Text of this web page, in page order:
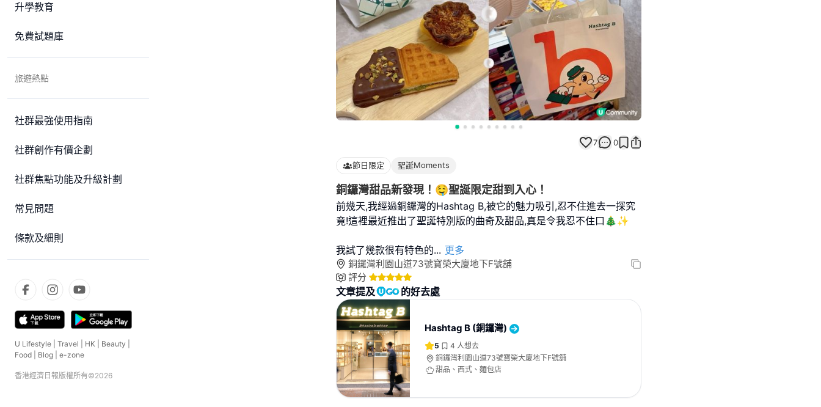
升學教育
免費試題庫
旅遊熱點
社群最強使用指南
社群創作有價企劃
社群焦點功能及升級計劃
常見問題
條款及細則
U Lifestyle Travel HK Beauty
Food
Blog e-zone
香港經濟日報版權所有©2026
7 0
節日限定 聖誕Moments
銅鑼灣甜品新發現！🤤聖誕限定甜到入心！
前幾天,我經過銅鑼灣的Hashtag B,被它的魅力吸引,忍不住進去一探究
竟!這裡最近推出了聖誕特別版的曲奇及甜品,真是令我忍不住口🎄✨
我試了幾款很有特色的... 更多
銅鑼灣利園山道73號寶榮大廈地下F號舖
評分
文章提及 的好去處
Hashtag B (銅鑼灣)
5 4 人想去
銅鑼灣利園山道73號寶榮大廈地下F號舖
甜品、西式、麵包店